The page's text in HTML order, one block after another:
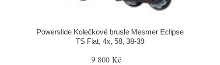
Powerslide Kolečkové brusle Mesmer Eclipse
TS Flat, 4x, 58, 38-39
9 800 Kč